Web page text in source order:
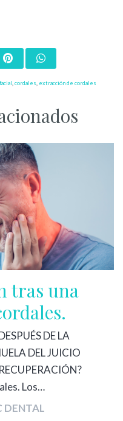
cordales extracción de cordales
tras una
DE LA
DEL JUICIO
Los…
DENTAL